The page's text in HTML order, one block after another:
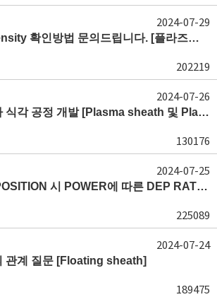
챔버의 Plasma density 확인방법 문의드립니다. [플라즈마 모니터링, OES, LP]
202219
2024-07-29
ICP/CCP 플라즈마 식각 공정 개발 [Plasma sheath 및 Plasma generation]
130176
2024-07-26
HF PLASMA DEPOSITION 시 POWER에 따른 DEP RATE 변화 [장비 플라즈마, Rate constant]
225089
2024-07-25
관계 질문 [Floating sheath]
189475
2024-07-24